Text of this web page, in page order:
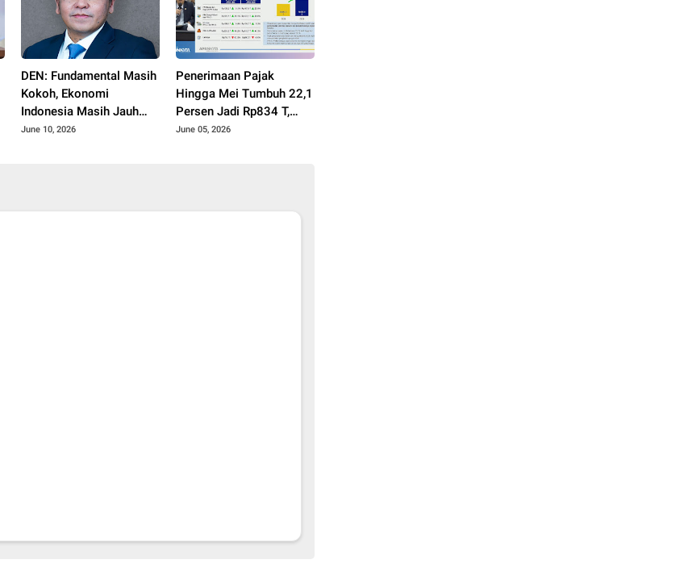
DEN: Fundamental Masih
Kokoh, Ekonomi
Indonesia Masih Jauh
dari Krisis
June 10, 2026
Penerimaan Pajak
Hingga Mei Tumbuh 22,1
Persen Jadi Rp834 T,
Pemerintah: Bukti
June 05, 2026